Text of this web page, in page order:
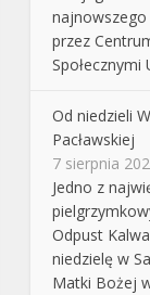
przez
Społecznymi
Od niedzieli
Pacławskiej
7 sierpnia
Jedno z
Odpust
niedzielę w
Matki Bożej